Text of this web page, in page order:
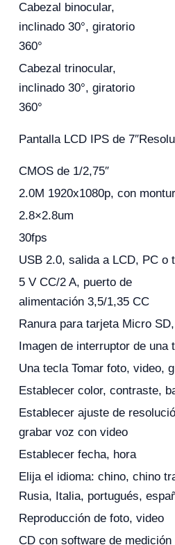
Cabezal binocular,
inclinado 30°, giratorio
360°
Cabezal trinocular,
inclinado 30°, giratorio
360°
Pantalla LCD IPS de
CMOS de 1/2,75″
2.0M 1920x1080p, con
2.8×2.8um
30fps
USB 2.0, salida a LCD, PC o
5 V CC/2 A, puerto de
alimentación 3,5/1,35 CC
Ranura para tarjeta Micro
Imagen de interruptor de
Una tecla Tomar foto, video,
Establecer color, contraste,
Establecer ajuste de
grabar voz con video
Establecer fecha, hora
Elija el idioma: chino, chino
Rusia, Italia, portugués,
Reproducción de foto, video
CD con software de